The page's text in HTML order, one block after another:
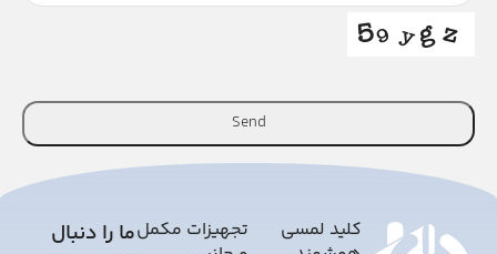
Send
This
should
be
کلید لمسی
تجهیزات مکملما را دنبال